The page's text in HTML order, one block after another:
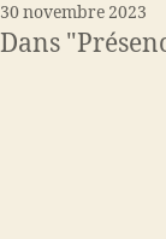
30 novembre 2023
Dans